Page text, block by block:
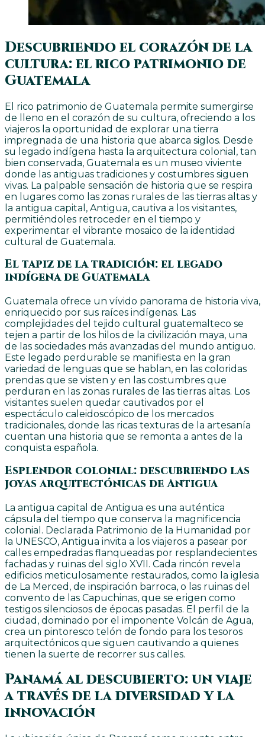
Descubriendo el corazón de la
cultura: el rico patrimonio de
Guatemala
El rico patrimonio de Guatemala permite sumergirse
de lleno en el corazón de su cultura, ofreciendo a los
viajeros la oportunidad de explorar una tierra
impregnada de una historia que abarca siglos. Desde
su legado indígena hasta la arquitectura colonial, tan
bien conservada, Guatemala es un museo viviente
donde las antiguas tradiciones y costumbres siguen
vivas. La palpable sensación de historia que se respira
en lugares como las zonas rurales de las tierras altas y
la antigua capital, Antigua, cautiva a los visitantes,
permitiéndoles retroceder en el tiempo y
experimentar el vibrante mosaico de la identidad
cultural de Guatemala.
El tapiz de la tradición: el legado
indígena de Guatemala
Guatemala ofrece un vívido panorama de historia viva,
enriquecido por sus raíces indígenas. Las
complejidades del tejido cultural guatemalteco se
tejen a partir de los hilos de la civilización maya, una
de las sociedades más avanzadas del mundo antiguo.
Este legado perdurable se manifiesta en la gran
variedad de lenguas que se hablan, en las coloridas
prendas que se visten y en las costumbres que
perduran en las zonas rurales de las tierras altas. Los
visitantes suelen quedar cautivados por el
espectáculo caleidoscópico de los mercados
tradicionales, donde las ricas texturas de la artesanía
cuentan una historia que se remonta a antes de la
conquista española.
Esplendor colonial: descubriendo las
joyas arquitectónicas de Antigua
La antigua capital de Antigua es una auténtica
cápsula del tiempo que conserva la magnificencia
colonial. Declarada Patrimonio de la Humanidad por
la UNESCO, Antigua invita a los viajeros a pasear por
calles empedradas flanqueadas por resplandecientes
fachadas y ruinas del siglo XVII. Cada rincón revela
edificios meticulosamente restaurados, como la iglesia
de La Merced, de inspiración barroca, o las ruinas del
convento de las Capuchinas, que se erigen como
testigos silenciosos de épocas pasadas. El perfil de la
ciudad, dominado por el imponente Volcán de Agua,
crea un pintoresco telón de fondo para los tesoros
arquitectónicos que siguen cautivando a quienes
tienen la suerte de recorrer sus calles.
Panamá al descubierto: un viaje
a través de la diversidad y la
innovación